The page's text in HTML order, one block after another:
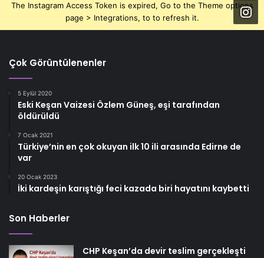
The Instagram Access Token is expired, Go to the Theme options
page > Integrations, to to refresh it.
Çok Görüntülenenler
5 Eylül 2020
Eski Keşan Vaizesi Özlem Güneş, eşi tarafından
öldürüldü
7 Ocak 2021
Türkiye’nin en çok okuyan ilk 10 ili arasında Edirne de
var
20 Ocak 2023
İki kardeşin karıştığı feci kazada biri hayatını kaybetti
Son Haberler
CHP Keşan’da devir teslim gerçekleşti